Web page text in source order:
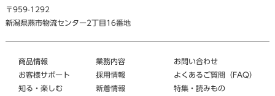
〒959-1292
新潟県燕市物流センター2丁目16番地
商品情報
お客様サポート
知る・楽しむ
業務内容
採用情報
新着情報
お問い合わせ
よくあるご質問（FAQ）
特集・読みもの